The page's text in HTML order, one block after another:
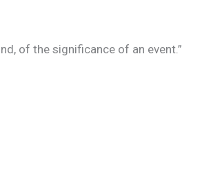
of the significance of an event.”